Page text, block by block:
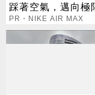
踩著空氣，邁向極
PR・NIKE AIR MAX